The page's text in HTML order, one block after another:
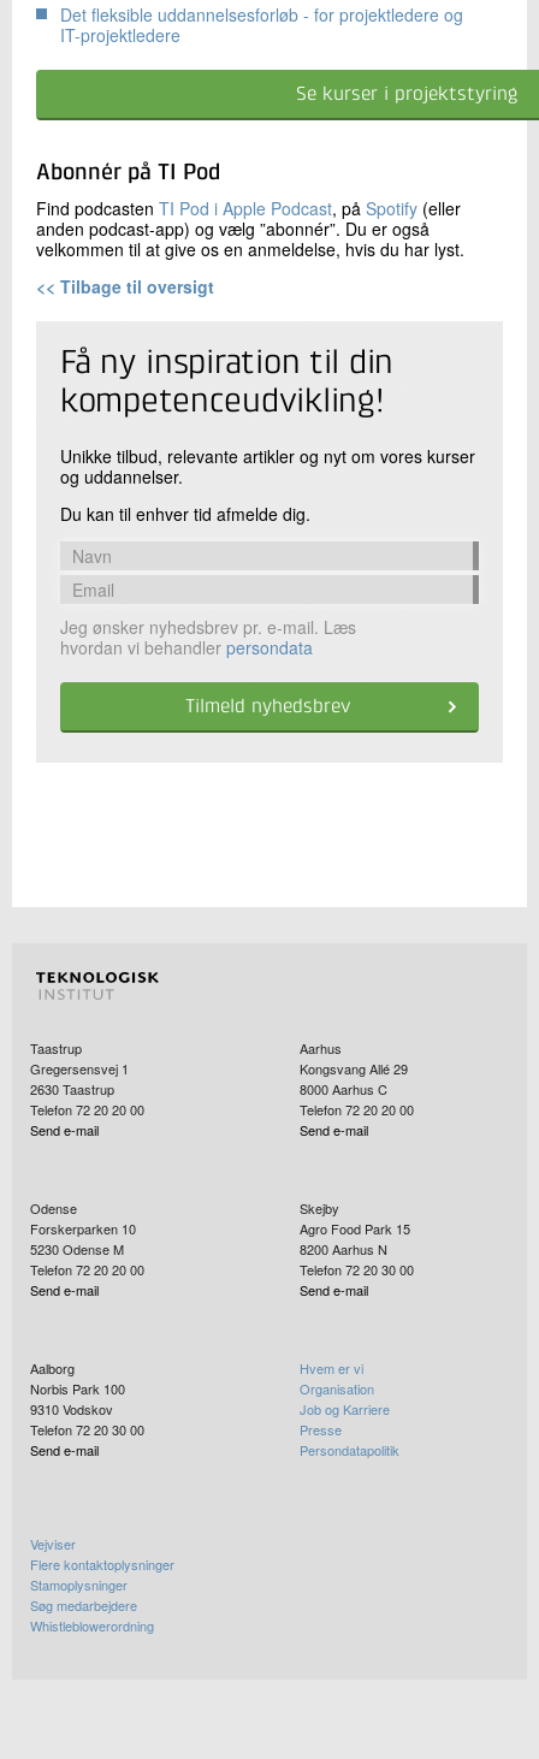
Det fleksible uddannelsesforløb - for projektledere og
IT-projektledere
Se kurser i projektstyring
Abonnér på TI Pod
Find podcasten TI Pod i Apple Podcast, på Spotify (eller
anden podcast-app) og vælg ”abonnér”. Du er også
velkommen til at give os en anmeldelse, hvis du har lyst.
<< Tilbage til oversigt
Få ny inspiration til din
kompetenceudvikling!
Unikke tilbud, relevante artikler og nyt om vores kurser
og uddannelser.
Du kan til enhver tid afmelde dig.
Jeg ønsker nyhedsbrev pr. e-mail. Læs
hvordan vi behandler persondata
Taastrup
Gregersensvej 1
2630Taastrup
Telefon 72 20 20 00
Send e-mail
Aarhus
Kongsvang Allé 29
8000Aarhus C
Telefon 72 20 20 00
Send e-mail
Odense
Forskerparken 10
5230Odense M
Telefon 72 20 20 00
Send e-mail
Skejby
Agro Food Park 15
8200Aarhus N
Telefon 72 20 30 00
Send e-mail
Aalborg
Norbis Park 100
9310Vodskov
Telefon 72 20 30 00
Send e-mail
Hvem er vi
Organisation
Job og Karriere
Presse
Persondatapolitik
Vejviser
Flere kontaktoplysninger
Stamoplysninger
Søg medarbejdere
Whistleblowerordning